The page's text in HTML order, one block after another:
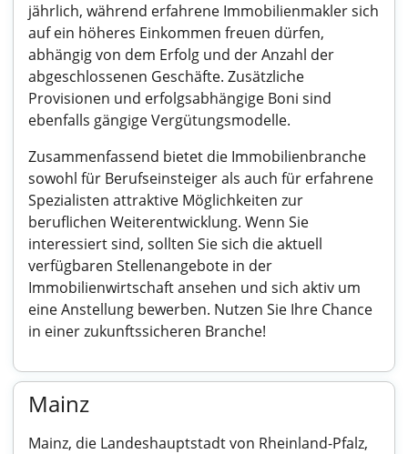
jährlich, während erfahrene Immobilienmakler sich
auf ein höheres Einkommen freuen dürfen,
abhängig von dem Erfolg und der Anzahl der
abgeschlossenen Geschäfte. Zusätzliche
Provisionen und erfolgsabhängige Boni sind
ebenfalls gängige Vergütungsmodelle.
Zusammenfassend bietet die Immobilienbranche
sowohl für Berufseinsteiger als auch für erfahrene
Spezialisten attraktive Möglichkeiten zur
beruflichen Weiterentwicklung. Wenn Sie
interessiert sind, sollten Sie sich die aktuell
verfügbaren Stellenangebote in der
Immobilienwirtschaft ansehen und sich aktiv um
eine Anstellung bewerben. Nutzen Sie Ihre Chance
in einer zukunftssicheren Branche!
Mainz
Mainz, die Landeshauptstadt von Rheinland-Pfalz,